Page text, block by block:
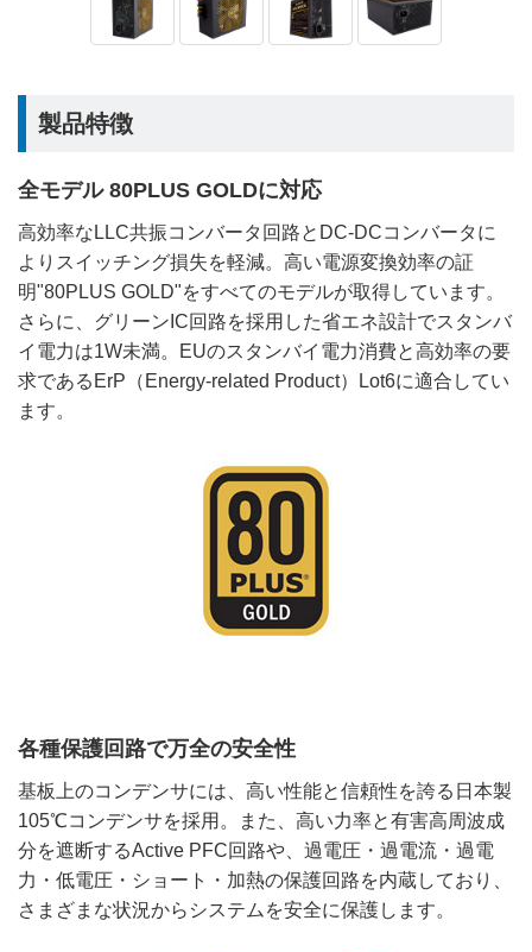
製品特徴
全モデル 80PLUS GOLDに対応
高効率なLLC共振コンバータ回路とDC-DCコンバータに
よりスイッチング損失を軽減。高い電源変換効率の証
明"80PLUS GOLD"をすべてのモデルが取得しています。
さらに、グリーンIC回路を採用した省エネ設計でスタンバ
イ電力は1W未満。EUのスタンバイ電力消費と高効率の要
求であるErP（Energy-related Product）Lot6に適合してい
ます。
各種保護回路で万全の安全性
基板上のコンデンサには、高い性能と信頼性を誇る日本製
105℃コンデンサを採用。また、高い力率と有害高周波成
分を遮断するActive PFC回路や、過電圧・過電流・過電
力・低電圧・ショート・加熱の保護回路を内蔵しており、
さまざまな状況からシステムを安全に保護します。